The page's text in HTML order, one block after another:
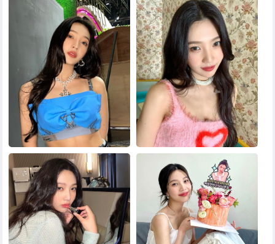
女生头像
美女头像
男生头像
明星头像
卡通动漫
黑白头像
其他头像